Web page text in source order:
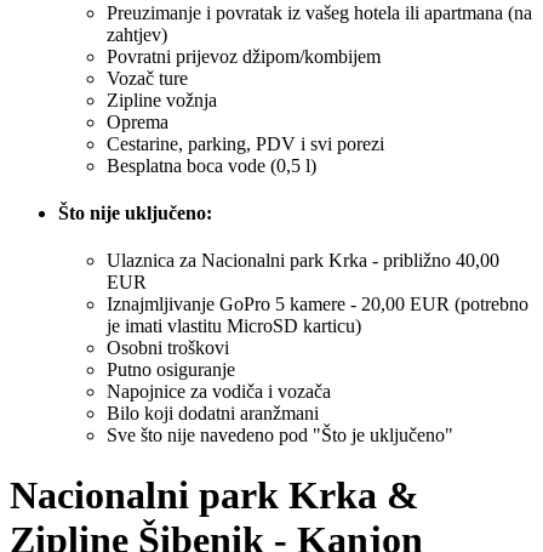
Preuzimanje i povratak iz vašeg hotela ili apartmana (na
zahtjev)
Povratni prijevoz džipom/kombijem
Vozač ture
Zipline vožnja
Oprema
Cestarine, parking, PDV i svi porezi
Besplatna boca vode (0,5 l)
Što nije uključeno:
Ulaznica za Nacionalni park Krka - približno 40,00
EUR
Iznajmljivanje GoPro 5 kamere - 20,00 EUR (potrebno
je imati vlastitu MicroSD karticu)
Osobni troškovi
Putno osiguranje
Napojnice za vodiča i vozača
Bilo koji dodatni aranžmani
Sve što nije navedeno pod "Što je uključeno"
Nacionalni park Krka &
Zipline Šibenik - Kanjon